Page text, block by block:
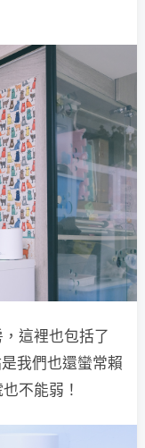
這裡也包括了
我們也還蠻常賴
不能弱！